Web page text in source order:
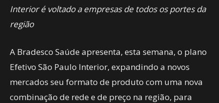
Interior é voltado a empresas de todos os portes da
região
A Bradesco Saúde apresenta, esta semana, o plano
Efetivo São Paulo Interior, expandindo a novos
mercados seu formato de produto com uma nova
combinação de rede e de preço na região, para